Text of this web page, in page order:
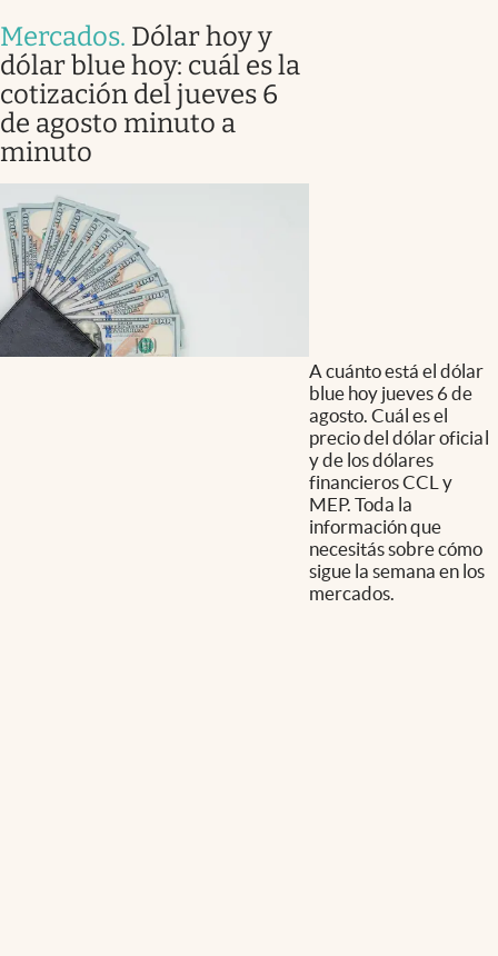
Mercados. Dólar hoy y
dólar blue hoy: cuál es la
cotización del jueves 6
de agosto minuto a
minuto
A cuánto está el dólar
blue hoy jueves 6 de
agosto. Cuál es el
precio del dólar oficial
y de los dólares
financieros CCL y
MEP. Toda la
información que
necesitás sobre cómo
sigue la semana en los
mercados.